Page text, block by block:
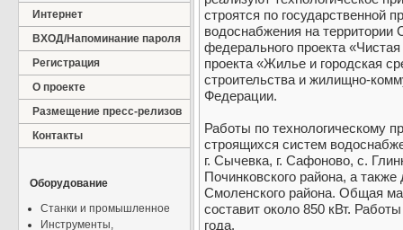
Интернет
ВХОД/Напоминание пароля
Регистрация
О проекте
Размещение пресс-релизов
Контакты
Оборудование
Станки и промышленное
Инструменты,
строятся по государственной
водоснабжения на территории
федерального проекта
проекта «Жилье и городская
строительства и жилищно-
Федерации.
Работы по технологическому
строящихся систем
г. Сычевка, г. Сафоново, с.
Починковского района, а
Смоленского района. Общая
составит около 850 кВт.
года.